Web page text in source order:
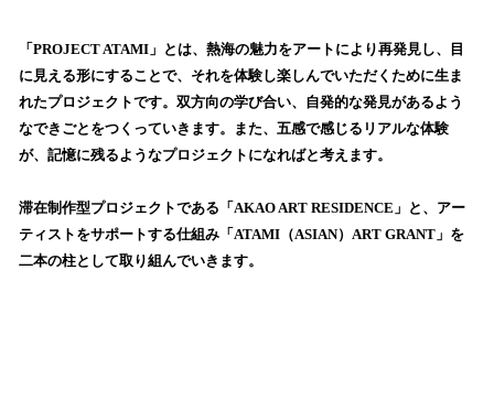
！
数
を
読
み
込
中
で
す
「PROJECT ATAMI」とは、熱海の魅力をアートにより再発見し、目
に見える形にすることで、それを体験し楽しんでいただくために生ま
れたプロジェクトです。双方向の学び合い、自発的な発見があるよう
なできごとをつくっていきます。また、五感で感じるリアルな体験
が、記憶に残るようなプロジェクトになればと考えます。
滞在制作型プロジェクトである「AKAO ART RESIDENCE」と、アー
ティストをサポートする仕組み「ATAMI（ASIAN）ART GRANT」を
二本の柱として取り組んでいきます。